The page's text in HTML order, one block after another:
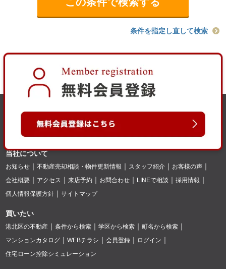
条件を指定し直して検索
当社について
お知らせ 不動産売却相談・物件更新情報 スタッフ紹介
お客様の声
会社概要
アクセス 来店予約 お問合わせ LINEで相談
採用情報
個人情報保護方針
サイトマップ
買いたい
港北区の不動産 条件から検索 学区から検索
町名から検索
マンションカタログ
WEBチラシ 会員登録
ログイン
住宅ローン控除シミュレーション